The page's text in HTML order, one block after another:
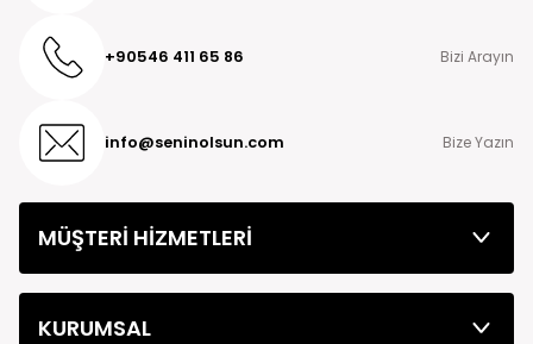
+90546 411 65 86 Bizi Arayın
info@seninolsun.com Bize Yazın
MÜŞTERİ HİZMETLERİ
KURUMSAL